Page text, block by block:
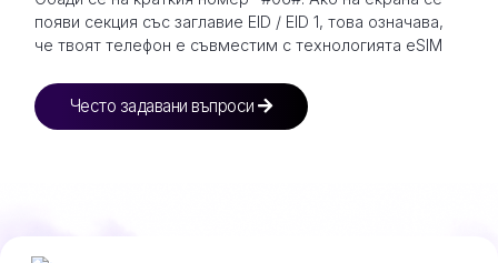
появи секция със заглавие EID / EID 1, това означава,
че твоят телефон е съвместим с технологията eSIM
Често задавани въпроси